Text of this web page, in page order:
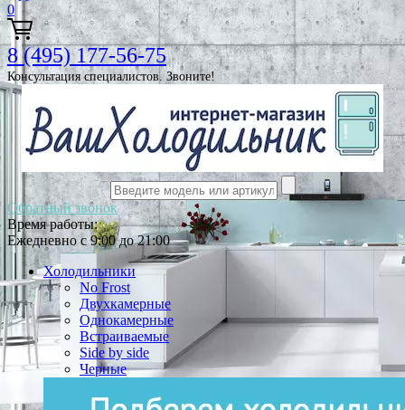
0
8 (495) 177-56-75
Консультация специалистов. Звоните!
Обратный звонок
Время работы:
Ежедневно с 9:00 до 21:00
Холодильники
No Frost
Двухкамерные
Однокамерные
Встраиваемые
Side by side
Черные